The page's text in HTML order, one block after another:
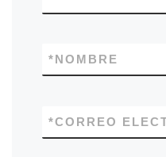
NOMBRE
*
CORREO
*